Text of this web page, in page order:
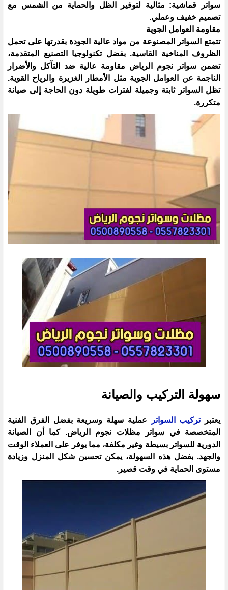
سواتر قماشية: مثالية لتوفير الظل والحماية من الشمس مع
تصميم خفيف وعملي.
مقاومة العوامل الجوية
تتمتع السواتر المصنوعة من مواد عالية الجودة بقدرتها على تحمل
الظروف المناخية القاسية. بفضل تكنولوجيا التصنيع المتقدمة،
تضمن سواتر نجوم الرياض مقاومة عالية ضد التآكل والأضرار
الناجمة عن العوامل الجوية مثل الأمطار الغزيرة والرياح القوية.
تظل السواتر ثابتة وجميلة لفترات طويلة دون الحاجة إلى صيانة
متكررة.
سهولة التركيب والصيانة
يعتبر تركيب السواتر
عملية سهلة وسريعة بفضل الفرق الفنية
المتخصصة في سواتر مظلات نجوم الرياض. كما أن الصيانة
الدورية للسواتر بسيطة وغير مكلفة، مما يوفر على العملاء الوقت
والجهد. بفضل هذه السهولة، يمكن تحسين شكل المنزل وزيادة
مستوى الحماية في وقت قصير.